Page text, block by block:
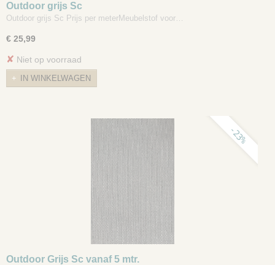
Outdoor grijs Sc
Outdoor grijs Sc Prijs per meterMeubelstof voor…
€ 25,99
✘ Niet op voorraad
IN WINKELWAGEN
-23%
Outdoor Grijs Sc vanaf 5 mtr.